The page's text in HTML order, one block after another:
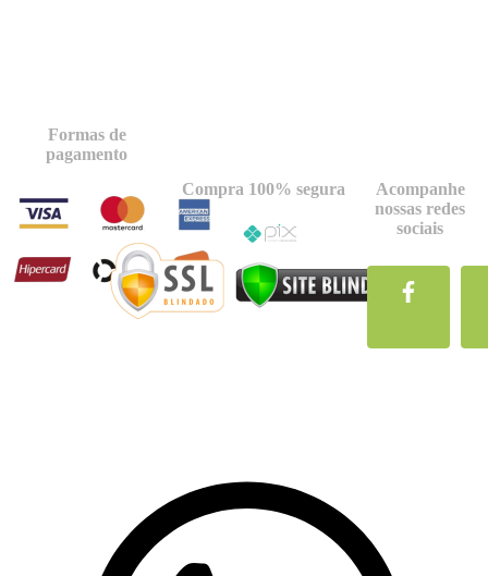
Formas de
pagamento
Compra 100% segura
Acompanhe
nossas redes
sociais